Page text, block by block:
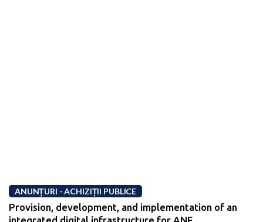
ANUNȚURI - ACHIZIȚII PUBLICE
Provision, development, and implementation of an